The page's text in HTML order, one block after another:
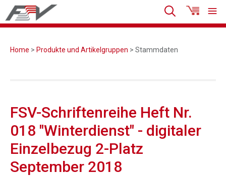
Home > Produkte und Artikelgruppen > Stammdaten
FSV-Schriftenreihe Heft Nr.
018 "Winterdienst" - digitaler
Einzelbezug 2-Platz
September 2018